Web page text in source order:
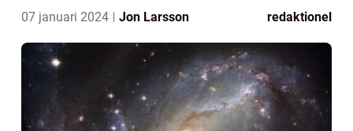
07 januari 2024 Jon Larsson redaktionel